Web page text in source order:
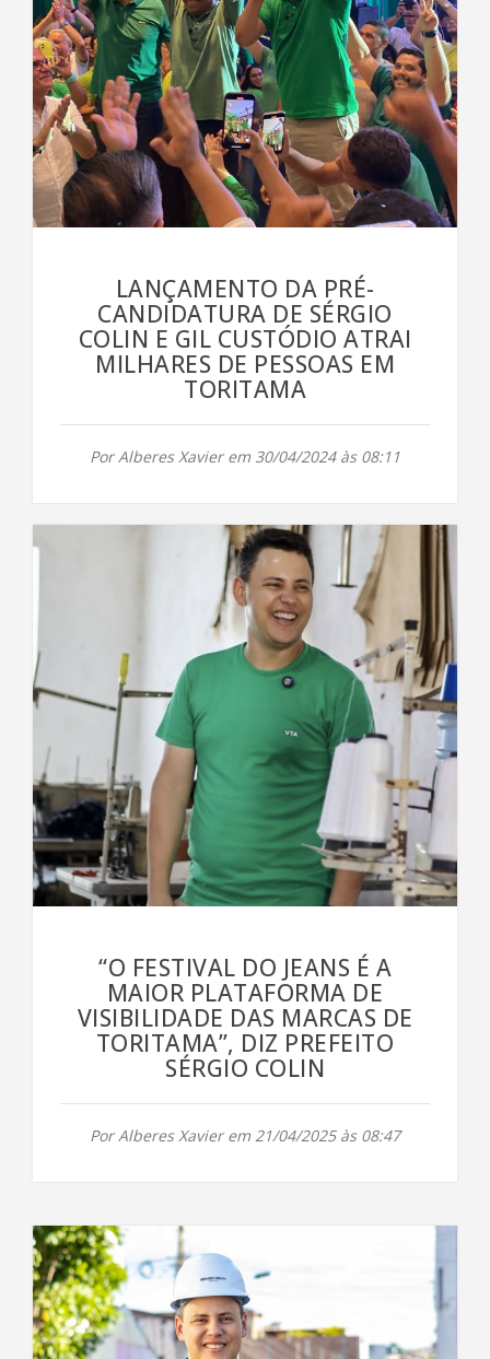
LANÇAMENTO DA PRÉ-
CANDIDATURA DE SÉRGIO
COLIN E GIL CUSTÓDIO ATRAI
MILHARES DE PESSOAS EM
TORITAMA
Por Alberes Xavier em 30/04/2024 às 08:11
“O FESTIVAL DO JEANS É A
MAIOR PLATAFORMA DE
VISIBILIDADE DAS MARCAS DE
TORITAMA”, DIZ PREFEITO
SÉRGIO COLIN
Por Alberes Xavier em 21/04/2025 às 08:47